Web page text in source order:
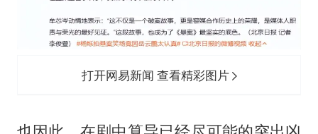
打开网易新闻 查看精彩图片